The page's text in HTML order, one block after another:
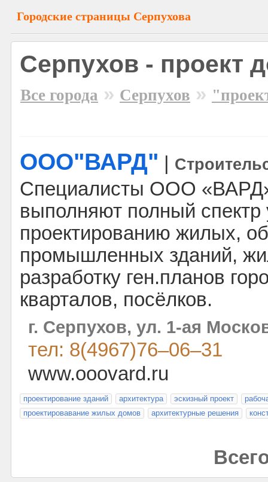
Городские страницы Серпухова
Серпухов - проект
Все города » Серпухов »
ООО"ВАРД"
Специалисты ООО
выполняют полный спектр
проектированию жилых,
промышленных зданий,
разработку ген.планов
кварталов, посёлков.
г. Серпухов, ул. 1-ая
тел: 8(4967)76–06–31
www.ooovard.ru
проектирование зданий архитектура эскизный проект
проектировавание жилых домов
архитектурные решения